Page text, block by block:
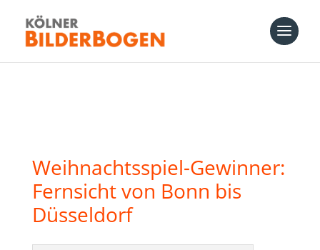
Weihnachtsspiel-Gewinner:
Fernsicht von Bonn bis
Düsseldorf